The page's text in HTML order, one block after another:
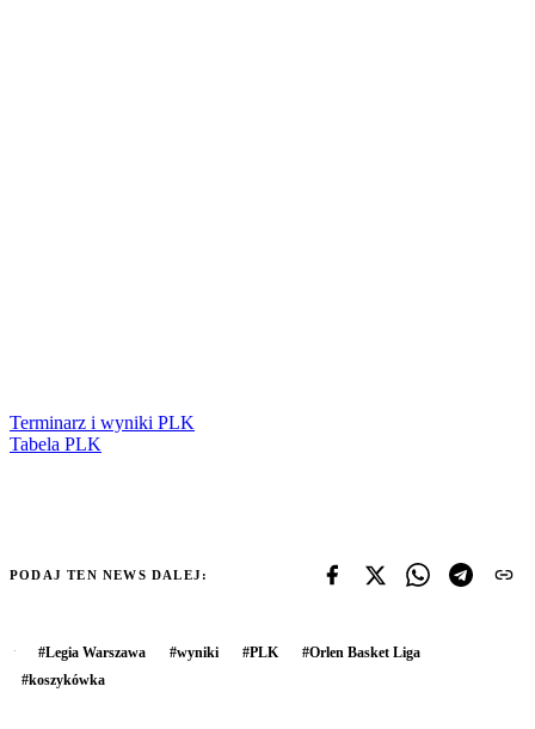
Terminarz i wyniki PLK
Tabela PLK
PODAJ TEN NEWS DALEJ:
#Legia Warszawa #wyniki #PLK #Orlen Basket Liga
#koszykówka